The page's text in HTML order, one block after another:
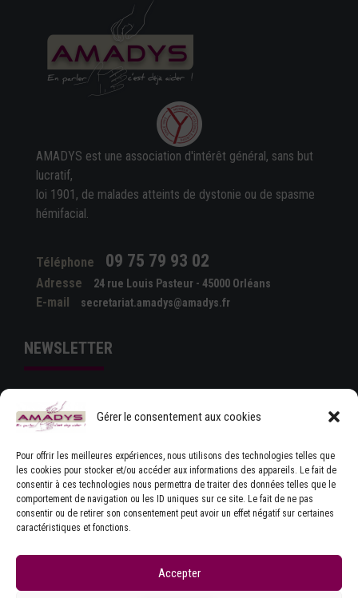
Gérer le consentement aux cookies
Pour offrir les meilleures expériences, nous utilisons des technologies telles que
les cookies pour stocker et/ou accéder aux informations des appareils. Le fait de
consentir à ces technologies nous permettra de traiter des données telles que le
comportement de navigation ou les ID uniques sur ce site. Le fait de ne pas
consentir ou de retirer son consentement peut avoir un effet négatif sur certaines
caractéristiques et fonctions.
Accepter
AMADYS est une association d'intérêt général, sans but
lucratif,
loi 1901, de malades atteints de dystonie ou de spasme
hémifacial.
Téléphone 09 75 79 93 02
Adresse 24 rue Louis Pasteur - 45000 Orléans
E-mail secretariat.amadys@amadys.fr
NEWSLETTER
J'ACCEPTE LES CONDITIONS GÉNÉRALES
D'UTILISATION